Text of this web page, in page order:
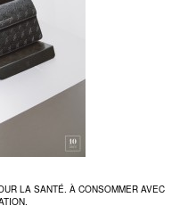
LA SANTÉ. À CONSOMMER AVEC